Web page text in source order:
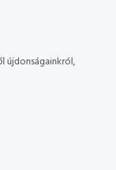
újdonságainkról,